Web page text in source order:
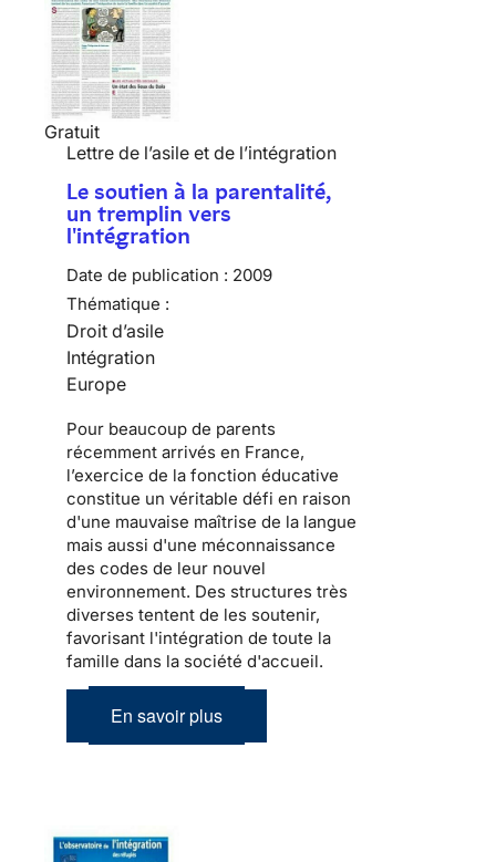
Gratuit
Lettre de l’asile et de l’intégration
Le soutien à la parentalité,
un tremplin vers
l'intégration
Date de publication : 2009
Thématique :
Droit d’asile
Intégration
Europe
Pour beaucoup de parents
récemment arrivés en France,
l’exercice de la fonction éducative
constitue un véritable défi en raison
d'une mauvaise maîtrise de la langue
mais aussi d'une méconnaissance
des codes de leur nouvel
environnement. Des structures très
diverses tentent de les soutenir,
favorisant l'intégration de toute la
famille dans la société d'accueil.
En savoir plus